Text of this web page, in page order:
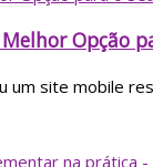
Opção
um site mobile